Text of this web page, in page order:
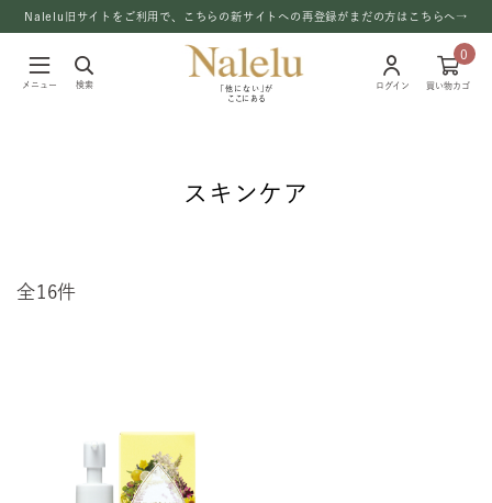
Nalelu旧サイトをご利用で、こちらの新サイトへの再登録がまだの方はこちらへ→
メニュー 検索
「他にない」が
ここにある
ログイン
0
買い物カゴ
スキンケア
全16件